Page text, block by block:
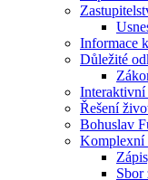
Informace
Důležité
Interaktivní
Řešení
Bohuslav
Komplexní
Sbor